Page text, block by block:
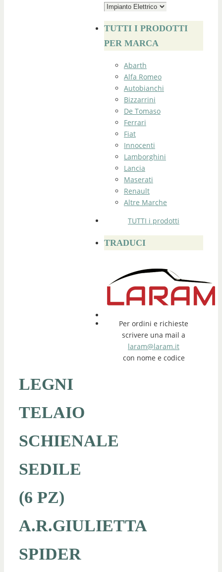
LEGNI
TELAIO
SCHIENALE
SEDILE
(6 PZ)
A.R.GIULIETTA
SPIDER
TUTTI I PRODOTTI
PER MARCA
Abarth
Alfa Romeo
Autobianchi
Bizzarrini
De Tomaso
Ferrari
Fiat
Innocenti
Lamborghini
Lancia
Maserati
Renault
Altre Marche
TUTTI i prodotti
TRADUCI
Per ordini e richieste
scrivere una mail a
laram@laram.it
con nome e codice